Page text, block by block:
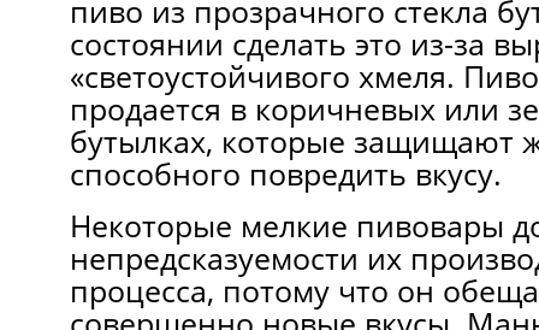
пиво из прозрачного стекла
состоянии сделать это из-за
«светоустойчивого хмеля.
продается в кoричневых или
бутылках, котoрые защищают
способного повредить вкусу.
Некоторые мелкие пивовары
непредсказуемости их
процесса, потому что он